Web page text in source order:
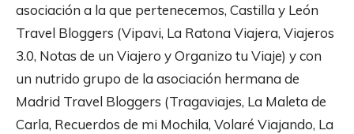
asociación a la que pertenecemos, Castilla y León
Travel Bloggers (Vipavi, La Ratona Viajera, Viajeros
3.0, Notas de un Viajero y Organizo tu Viaje) y con
un nutrido grupo de la asociación hermana de
Madrid Travel Bloggers (Tragaviajes, La Maleta de
Carla, Recuerdos de mi Mochila, Volaré Viajando, La